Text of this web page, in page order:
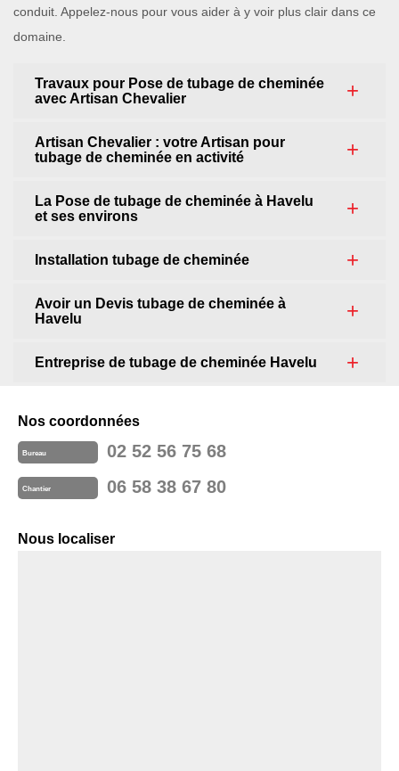
conduit. Appelez-nous pour vous aider à y voir plus clair dans ce
domaine.
Travaux pour Pose de tubage de cheminée
avec Artisan Chevalier
Artisan Chevalier : votre Artisan pour
tubage de cheminée en activité
La Pose de tubage de cheminée à Havelu
et ses environs
Installation tubage de cheminée
Avoir un Devis tubage de cheminée à
Havelu
Entreprise de tubage de cheminée Havelu
Nos coordonnées
Bureau 02 52 56 75 68
Chantier 06 58 38 67 80
Nous localiser